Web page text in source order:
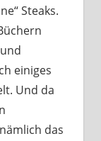
Steaks.
einiges
Und da
das